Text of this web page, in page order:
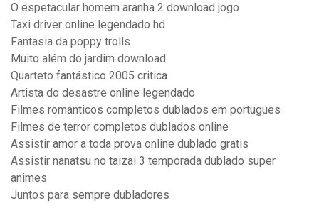
O espetacular homem aranha 2 download jogo
Taxi driver online legendado hd
Fantasia da poppy trolls
Muito além do jardim download
Quarteto fantástico 2005 critica
Artista do desastre online legendado
Filmes romanticos completos dublados em portugues
Filmes de terror completos dublados online
Assistir amor a toda prova online dublado gratis
Assistir nanatsu no taizai 3 temporada dublado super
animes
Juntos para sempre dubladores